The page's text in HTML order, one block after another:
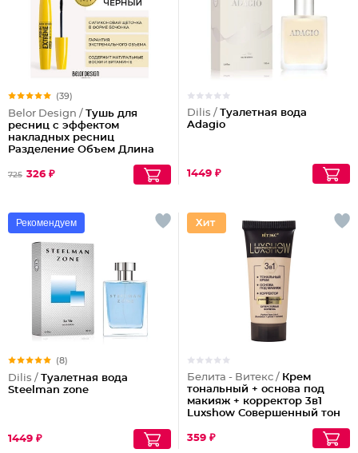
(39)
Belor Design / Тушь для
ресниц с эффектом
накладных ресниц
Разделение Объем Длина
725 326 ₽
Dilis / Туалетная вода
Adagio
1449 ₽
Рекомендуем
(8)
Dilis / Туалетная вода
Steelman zone
1449 ₽
Белита - Витекс / Крем
тональный + основа под
макияж + корректор 3в1
Luxshow Совершенный тон
359 ₽